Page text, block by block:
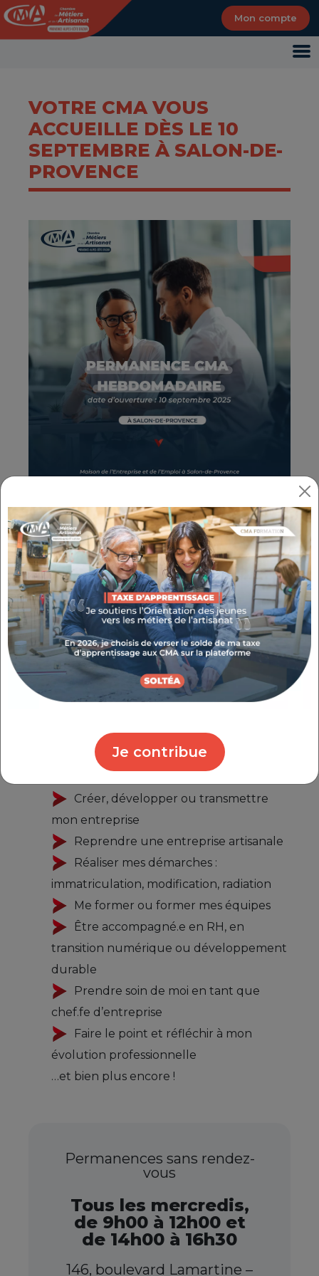
Mon compte
Je contribue
VOTRE CMA VOUS
ACCUEILLE DÈS LE 10
SEPTEMBRE À SALON-DE-
PROVENCE
NOUVEAU À SALON-DE-
PROVENCE : VOTRE CMA VOUS
ACCUEILLE DÈS LE 10 SEPTEMBRE
2025 !
Que vous soyezartisan, porteur de projet,
dirigeant·e ou salarié·e,la CMA Provence-
Alpes-Côte d’Azur vous accompagneà
chaque étape de la vie de votre
entreprise
l’Entreprise et de l’Emploi pour bénéficier de
conseils personnalisés sur :
Créer, développer ou transmettre
mon entreprise
Reprendre une entreprise artisanale
Réaliser mes démarches :
immatriculation, modification, radiation
Me former ou former mes équipes
Être accompagné.e en RH, en
transition numérique ou développement
durable
Prendre soin de moi en tant que
chef.fe d’entreprise
Faire le point et réfléchir à mon
évolution professionnelle
…et bien plus encore !
Permanences sans rendez-
vous
Tous les mercredis,
de 9h00 à 12h00 et
de 14h00 à 16h30
146, boulevard Lamartine –
Panneau de gestion des cookies